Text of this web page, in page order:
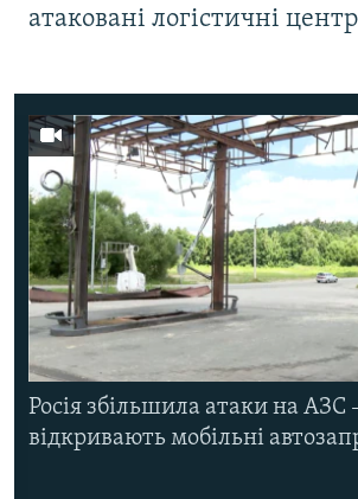
атаковані логістичні
Росія збільшила атаки на АЗС
відкривають мобільні